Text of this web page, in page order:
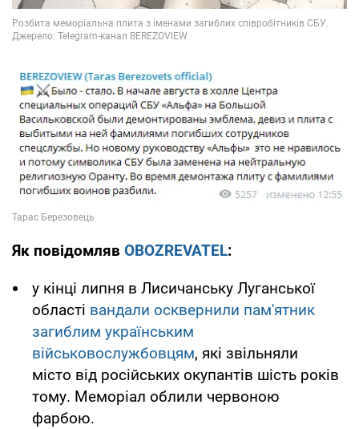
Як повідомляв OBOZREVATEL:
у кінці липня в Лисичанську Луганської
області вандали осквернили пам'ятник
загиблим українським
військовослужбовцям, які звільняли
місто від російських окупантів шість років
тому. Меморіал облили червоною
фарбою.